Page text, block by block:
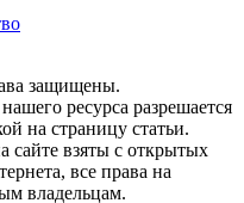
защищены.
ресурса разрешается
на страницу статьи.
сайте взяты с открытых
все права на
владельцам.